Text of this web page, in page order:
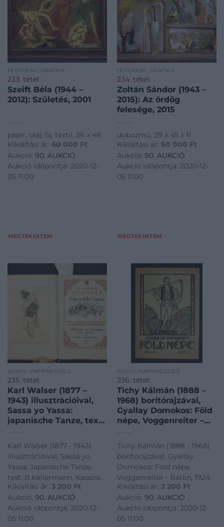
FESTMÉNY, GRAFIKA
233. tétel:
Szeift Béla (1944 –
2012): Születés, 2001
papír, olaj, fa, textil, 36 x 48
Kikiáltási ár: 60 000 Ft
Aukció: 90. AUKCIÓ
Aukció időpontja: 2020-12-
05 11:00
MEGTEKINTEM
FESTMÉNY, GRAFIKA
234. tétel:
Zoltán Sándor (1943 –
2015): Az ördög
felesége, 2015
dobozmű, 29 x 45 x 11
Kikiáltási ár: 60 000 Ft
Aukció: 90. AUKCIÓ
Aukció időpontja: 2020-12-
05 11:00
MEGTEKINTEM
KÖNYV, PAPÍRRÉGISÉG
235. tétel:
Karl Walser (1877 –
1943) illusztrációival,
Sassa yo Yassa:
japanische Tanze, text:
Karl Walser (1877 - 1943)
illusztrációival, Sassa yo
Yassa: Japanische Tanze,
text: B.Kellermann, Kassirer
- Berlin, én.
Kikiáltási ár: 3 200 Ft
Aukció: 90. AUKCIÓ
Aukció időpontja: 2020-12-
05 11:00
KÖNYV, PAPÍRRÉGISÉG
236. tétel:
Tichy Kálmán (1888 –
1968) borítórajzával,
Gyallay Domokos: Föld
népe, Voggenreiter –
Tichy Kálmán (1888 - 1968)
borítórajzával, Gyallay
Domokos: Föld népe,
Voggenreiter - Berlin, 1924
Kikiáltási ár: 2 200 Ft
Aukció: 90. AUKCIÓ
Aukció időpontja: 2020-12-
05 11:00